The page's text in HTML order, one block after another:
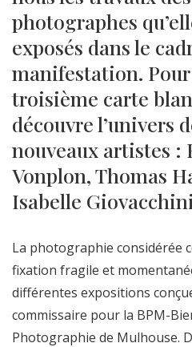
photographes
exposés dans le
manifestation. Pour
troisième carte
découvre l’univers
nouveaux artistes :
Vonplon, Thomas
Isabelle
La photographie considérée
fixation fragile et
différentes expositions
commissaire pour la BPM-
Photographie de Mulhouse.